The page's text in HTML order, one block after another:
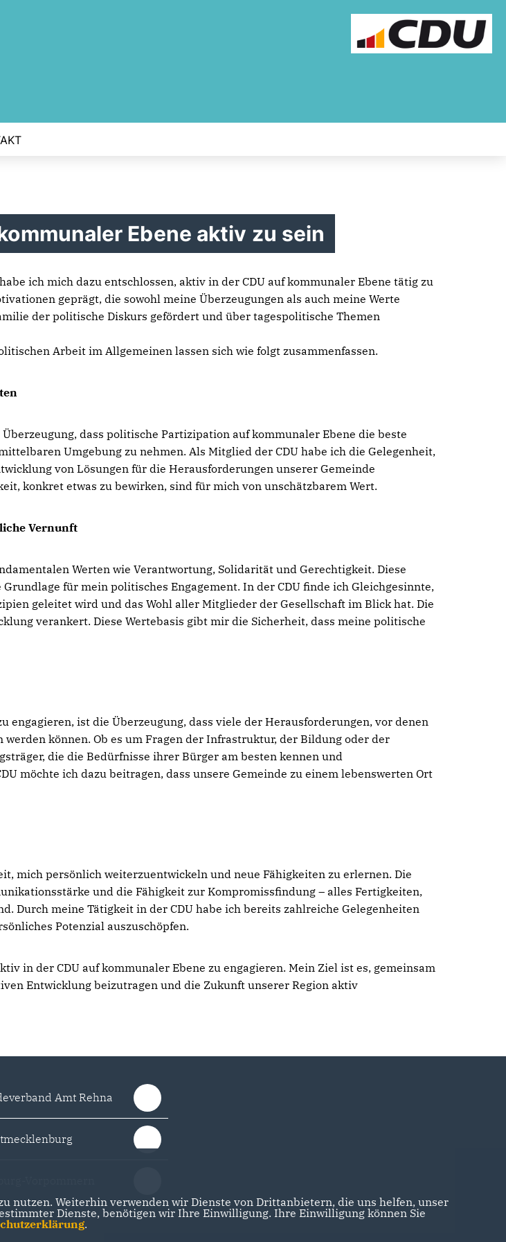
Ebene aktiv zu sein
ich mich dazu entschlossen, aktiv in der CDU auf kommunaler Ebene tätig zu
geprägt, die sowohl meine Überzeugungen als auch meine Werte
der politische Diskurs gefördert und über tagespolitische Themen
Arbeit im Allgemeinen lassen sich wie folgt zusammenfassen.
dass politische Partizipation auf kommunaler Ebene die beste
Umgebung zu nehmen. Als Mitglied der CDU habe ich die Gelegenheit,
von Lösungen für die Herausforderungen unserer Gemeinde
konkret etwas zu bewirken, sind für mich von unschätzbarem Wert.
Vernunft
Werten wie Verantwortung, Solidarität und Gerechtigkeit. Diese
für mein politisches Engagement. In der CDU finde ich Gleichgesinnte,
geleitet wird und das Wohl aller Mitglieder der Gesellschaft im Blick hat. Die
verankert. Diese Wertebasis gibt mir die Sicherheit, dass meine politische
ist die Überzeugung, dass viele der Herausforderungen, vor denen
können. Ob es um Fragen der Infrastruktur, der Bildung oder der
die die Bedürfnisse ihrer Bürger am besten kennen und
möchte ich dazu beitragen, dass unsere Gemeinde zu einem lebenswerten Ort
mich persönlich weiterzuentwickeln und neue Fähigkeiten zu erlernen. Die
und die Fähigkeit zur Kompromissfindung – alles Fertigkeiten,
Durch meine Tätigkeit in der CDU habe ich bereits zahlreiche Gelegenheiten
Potenzial auszuschöpfen.
in der CDU auf kommunaler Ebene zu engagieren. Mein Ziel ist es, gemeinsam
Entwicklung beizutragen und die Zukunft unserer Region aktiv
Amt Rehna
nutzen. Weiterhin verwenden wir Dienste von Drittanbietern, die uns helfen, unser
Dienste, benötigen wir Ihre Einwilligung. Ihre Einwilligung können Sie
.